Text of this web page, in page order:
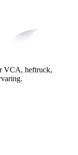
VCA, heftruck,